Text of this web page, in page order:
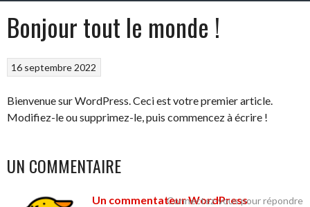
Bonjour tout le monde !
16 septembre 2022
Bienvenue sur WordPress. Ceci est votre premier article.
Modifiez-le ou supprimez-le, puis commencez à écrire !
UN COMMENTAIRE
Un commentateur WordPress
Connectez-vous pour répondre